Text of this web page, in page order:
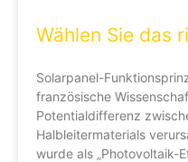
Wählen Sie das
Solarpanel-
französische
Potentialdifferenz
Halbleitermaterials
wurde als „Photovoltaik-